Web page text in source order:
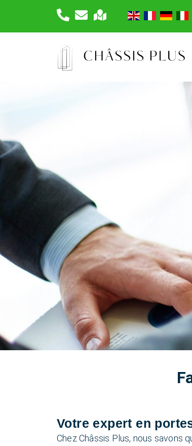
Votre expert en
Chez Châssis Plus, nous savons